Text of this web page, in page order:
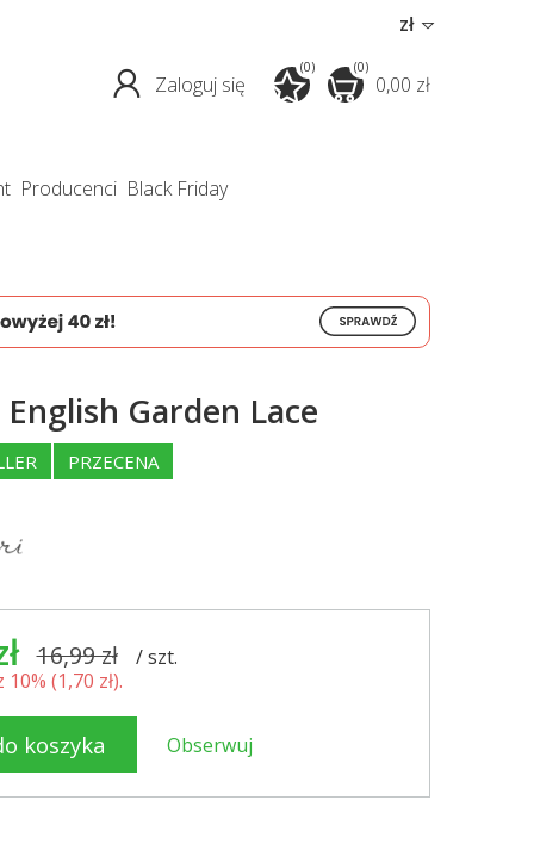
zł
(0)
0,00 zł
Zaloguj się
(0)
producenci Black Friday
Garden Lace
PRZECENA
16,99 zł /szt.
10% (1,70 zł).
koszyka Obserwuj